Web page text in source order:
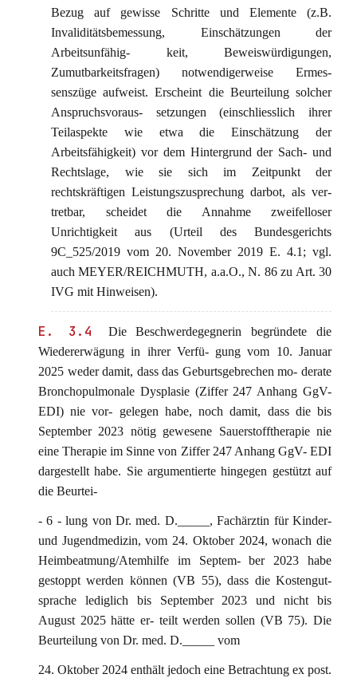
Bezug auf gewisse Schritte und Elemente (z.B.
Invaliditätsbemessung, Einschätzungen der
Arbeitsunfähig- keit, Beweiswürdigungen,
Zumutbarkeitsfragen) notwendigerweise Ermes-
senszüge aufweist. Erscheint die Beurteilung solcher
Anspruchsvoraus- setzungen (einschliesslich ihrer
Teilaspekte wie etwa die Einschätzung der
Arbeitsfähigkeit) vor dem Hintergrund der Sach- und
Rechtslage, wie sie sich im Zeitpunkt der
rechtskräftigen Leistungszusprechung darbot, als ver-
tretbar, scheidet die Annahme zweifelloser
Unrichtigkeit aus (Urteil des Bundesgerichts
9C_525/2019 vom 20. November 2019 E. 4.1; vgl.
auch MEYER/REICHMUTH, a.a.O., N. 86 zu Art. 30
IVG mit Hinweisen).
E. 3.4
Die Beschwerdegegnerin begründete die
Wiedererwägung in ihrer Verfü- gung vom 10. Januar
2025 weder damit, dass das Geburtsgebrechen mo- derate
Bronchopulmonale Dysplasie (Ziffer 247 Anhang GgV-
EDI) nie vor- gelegen habe, noch damit, dass die bis
September 2023 nötig gewesene Sauerstofftherapie nie
eine Therapie im Sinne von Ziffer 247 Anhang GgV- EDI
dargestellt habe. Sie argumentierte hingegen gestützt auf
die Beurtei-
- 6 - lung von Dr. med. D._____, Fachärztin für Kinder-
und Jugendmedizin, vom 24. Oktober 2024, wonach die
Heimbeatmung/Atemhilfe im Septem- ber 2023 habe
gestoppt werden können (VB 55), dass die Kostengut-
sprache lediglich bis September 2023 und nicht bis
August 2025 hätte er- teilt werden sollen (VB 75). Die
Beurteilung von Dr. med. D._____ vom
24. Oktober 2024 enthält jedoch eine Betrachtung ex post.